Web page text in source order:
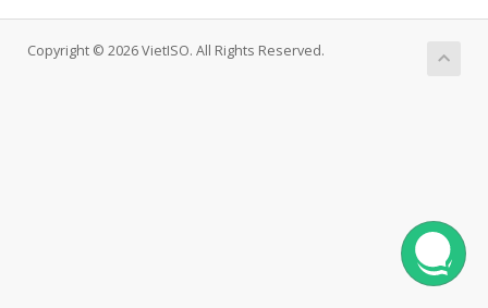
Copyright © 2026 VietISO. All Rights Reserved.